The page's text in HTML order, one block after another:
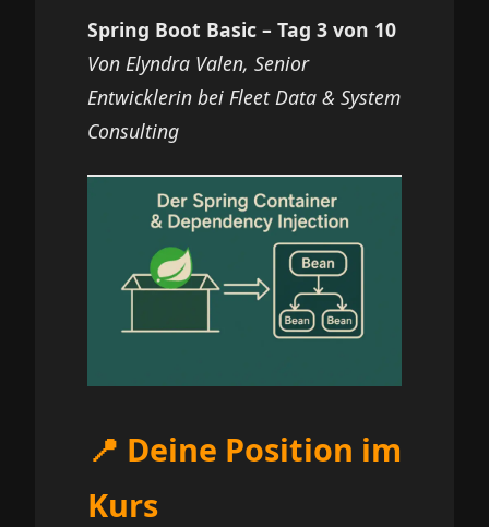
Spring Boot Basic – Tag 3 von 10
Von Elyndra Valen, Senior
Entwicklerin bei Fleet Data & System
Consulting
📍 Deine Position im
Kurs